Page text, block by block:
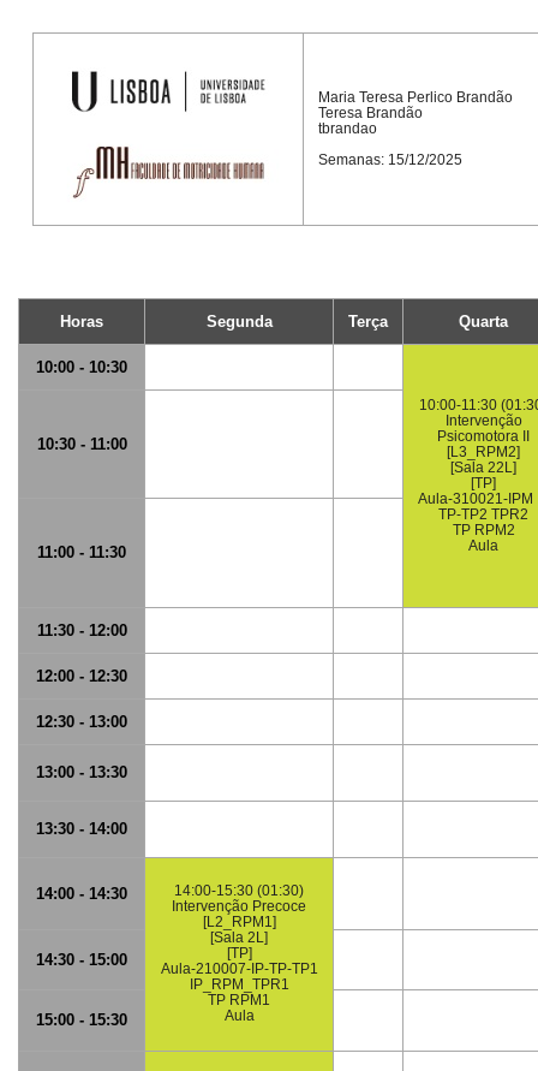
Maria Teresa Perlico Brandão
Teresa Brandão
tbrandao
Semanas: 15/12/2025
Horas Segunda Terça Quarta
10:00 - 10:30
10:00-11:30
Intervenção
Psicomotora II
[L3_RPM2]
[Sala 22L]
[TP]
Aula-310021-IPM
TP-TP2 TPR2
TP RPM2
Aula
10:30 - 11:00
11:00 - 11:30
11:30 - 12:00
12:00 - 12:30
12:30 - 13:00
13:00 - 13:30
13:30 - 14:00
14:00 - 14:30
14:00-15:30 (01:30)
Intervenção Precoce
[L2_RPM1]
[Sala 2L]
[TP]
Aula-210007-IP-TP-TP1
IP_RPM_TPR1
TP RPM1
Aula
14:30 - 15:00
15:00 - 15:30